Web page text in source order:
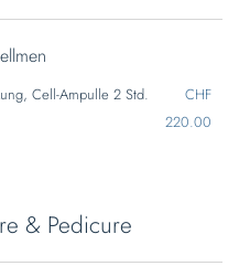
Cell-Ampulle 2 Std.
CHF
220.00
& Pedicure